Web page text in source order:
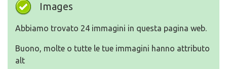
Images
Abbiamo trovato 24 immagini in questa pagina web.
Buono, molte o tutte le tue immagini hanno attributo
alt